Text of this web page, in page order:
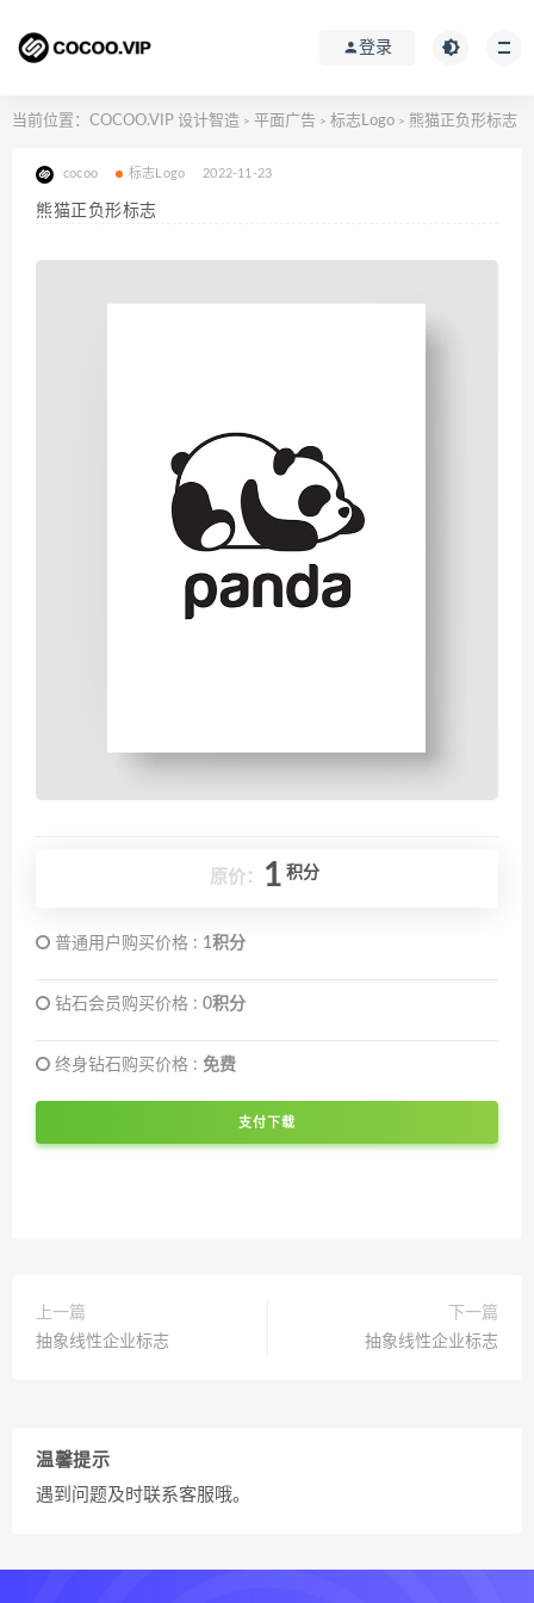
登录
当前位置： COCOO.VIP 设计智造 > 平面广告 > 标志Logo > 熊猫正负形标志
cocoo 标志Logo 2022-11-23
熊猫正负形标志
原价： 1 积分
普通用户购买价格 : 1积分
钻石会员购买价格 : 0积分
终身钻石购买价格 : 免费
支付下载
上一篇
抽象线性企业标志
下一篇
抽象线性企业标志
温馨提示
遇到问题及时联系客服哦。